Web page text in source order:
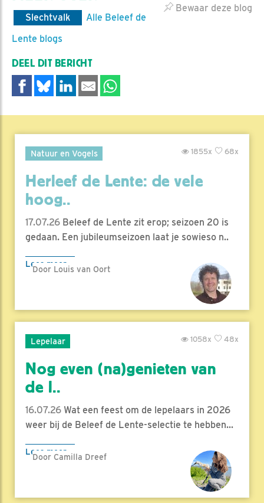
Bewaar deze blog
Slechtvalk
Alle Beleef de
Lente blogs
DEEL DIT BERICHT
Natuur en Vogels 68x
1855x
Herleef de Lente: de vele
hoog..
17.07.26 Beleef de Lente zit erop; seizoen 20 is
gedaan. Een jubileumseizoen laat je sowieso n..
Lees meer
Door Louis van Oort
Lepelaar 48x
1058x
Nog even (na)genieten van
de l..
16.07.26 Wat een feest om de lepelaars in 2026
weer bij de Beleef de Lente-selectie te hebben...
Lees meer
Door Camilla Dreef